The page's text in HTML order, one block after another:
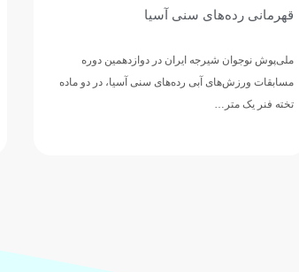
قهرمانی رده‌های سنی آسیا
ملی‌پوش نوجوان شیرجه ایران در دوازدهمین دوره
مسابقات ورزش‌های آبی رده‌های سنی آسیا، در دو ماده
تخته فنر یک متر…